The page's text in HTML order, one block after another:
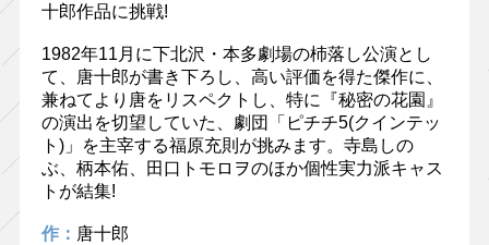
十郎作品に挑戦!
1982年11月に下北沢・本多劇場の杮落し公演とし
て、唐十郎が書き下ろし、高い評価を得た傑作に、
兼ねてより唐をリスペクトし、特に『秘密の花園』
の演出を切望していた、劇団「ピチチ5(クインテッ
ト)」を主宰する福原充則が挑みます。寺島しの
ぶ、柄本佑、田口トモロヲのほか個性実力派キャス
トが結集!
作： 唐十郎